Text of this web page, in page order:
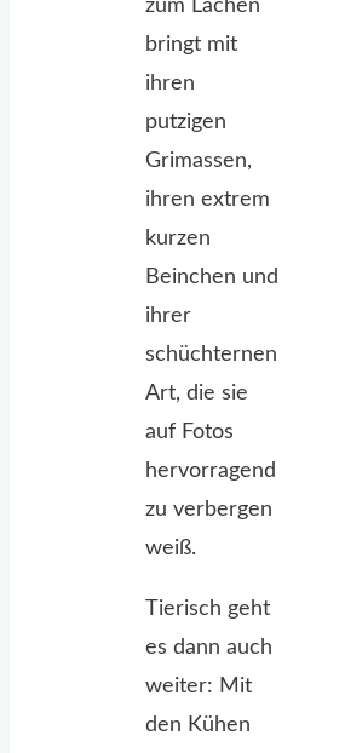
zum Lachen
bringt mit
ihren
putzigen
Grimassen,
ihren extrem
kurzen
Beinchen und
ihrer
schüchternen
Art, die sie
auf Fotos
hervorragend
zu verbergen
weiß.
Tierisch geht
es dann auch
weiter: Mit
den Kühen